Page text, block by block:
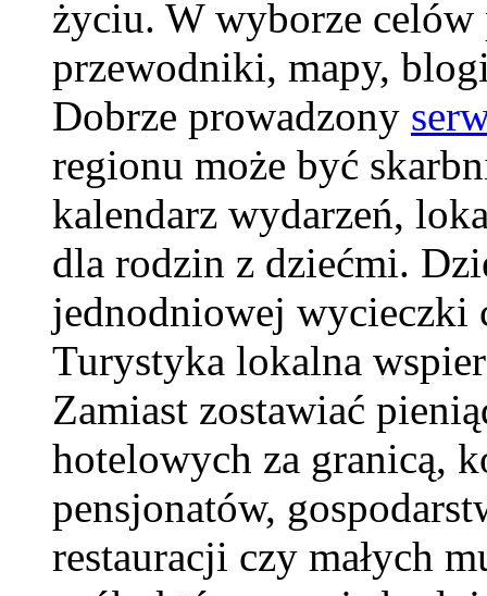
życiu. W wyborze
przewodniki, mapy,
Dobrze prowadzony
regionu może być
kalendarz wydarzeń,
dla rodzin z dziećmi.
jednodniowej wycieczki
Turystyka lokalna
Zamiast zostawiać
hotelowych za granicą,
pensjonatów,
restauracji czy małych